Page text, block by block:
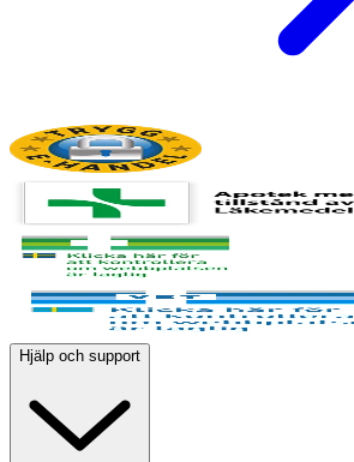
Hjälp och support